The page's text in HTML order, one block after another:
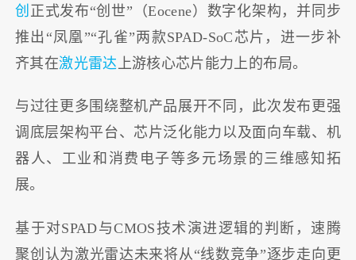
创 正式发布“创世”（Eocene）数字化架构，并同步
推出“凤凰”“孔雀”两款SPAD-SoC芯片，进一步补
齐其在激光雷达 上游核心芯片能力上的布局。
与过往更多围绕整机产品展开不同，此次发布更强
调底层架构平台、芯片泛化能力以及面向车载、机
器人、工业和消费电子等多元场景的三维感知拓
展。
基于对SPAD与CMOS技术演进逻辑的判断，速腾
聚创认为激光雷达未来将从“线数竞争”逐步走向更